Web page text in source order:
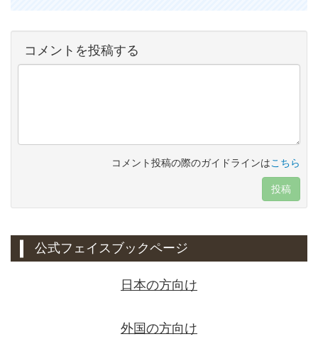
コメントを投稿する
コメント投稿の際のガイドラインはこちら
投稿
公式フェイスブックページ
日本の方向け
外国の方向け